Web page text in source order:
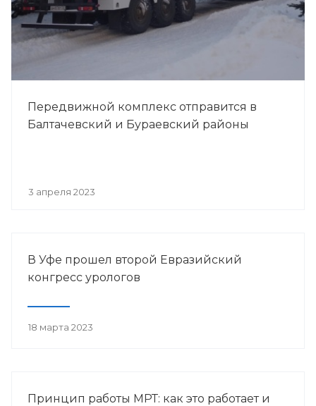
Передвижной комплекс отправится в
Балтачевский и Бураевский районы
3 апреля 2023
В Уфе прошел второй Евразийский
конгресс урологов
18 марта 2023
Принцип работы МРТ: как это работает и